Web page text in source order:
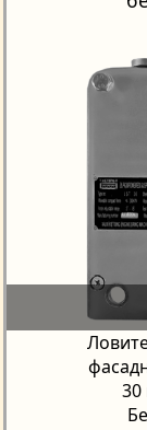
30